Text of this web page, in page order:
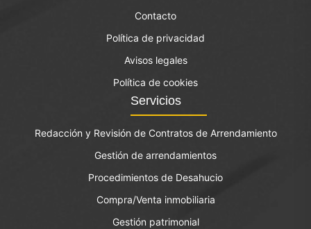
Contacto
Política de privacidad
Avisos legales
Política de cookies
Servicios
Redacción y Revisión de Contratos de Arrendamiento
Gestión de arrendamientos
Procedimientos de Desahucio
Compra/Venta inmobiliaria
Gestión patrimonial